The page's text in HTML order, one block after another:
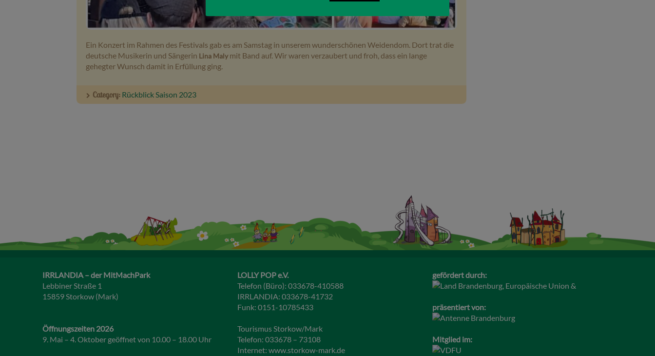
Ein Konzert im Rahmen des Festivals gab es am Samstag in unserem wunderschönen Weidendom. Dort trat die
deutsche Musikerin und Sängerin Lina Maly mit Band auf. Wir waren verzaubert und froh, dass ein lange
gehegter Wunsch damit in Erfüllung ging.
Category: Rückblick Saison 2023
IRRLANDIA – der MitMachPark
Lebbiner Straße 1
15859 Storkow (Mark)
Öffnungszeiten 2026
9. Mai – 4. Oktober geöffnet von 10.00 – 18.00 Uhr
LOLLY POP e.V.
Telefon (Büro): 033678-410588
IRRLANDIA: 033678-41732
Funk: 0151-10785433
Tourismus Storkow/Mark
Telefon: 033678 – 73108
Internet: www.storkow-mark.de
gefördert durch:
präsentiert von:
Mitglied im: